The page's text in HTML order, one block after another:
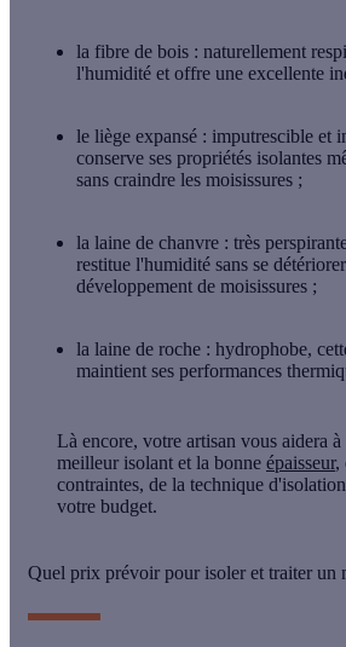
la fibre de bois : naturellement
l'humidité et offre une excellente
le liège expansé : imputrescible et
conserve ses propriétés isolantes
sans craindre les moisissures ;
la laine de chanvre : très
restitue l'humidité sans se
développement de moisissures ;
la laine de roche : hydrophobe,
maintient ses performances
Là encore, votre artisan vous aidera
meilleur isolant et la bonne épaisseur,
contraintes, de la technique
votre budget.
Quel prix prévoir pour isoler et traiter un